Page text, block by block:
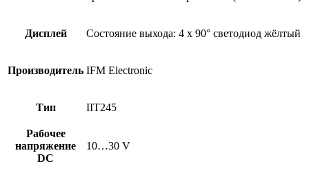
Дисплей Состояние выхода: 4 x 90° светодиод жёлтый
Производитель IFM Electronic
Тип IIT245
Рабочее
напряжение
DC
10…30 V